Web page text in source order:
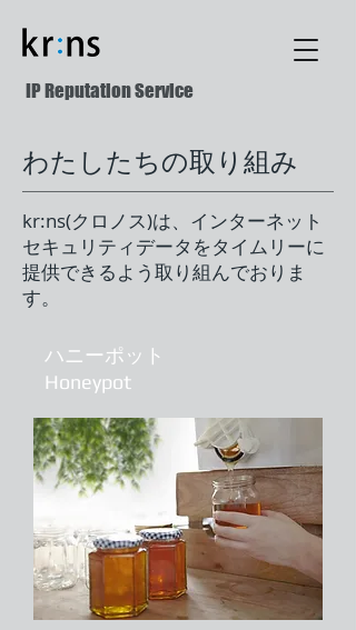
IP Reputation Service
わたしたちの取り組み
kr:ns(クロノス)は、インターネット
セキュリティデータをタイムリーに
提供できるよう取り組んでおりま
す。​
​ハニーポット
Honeypot